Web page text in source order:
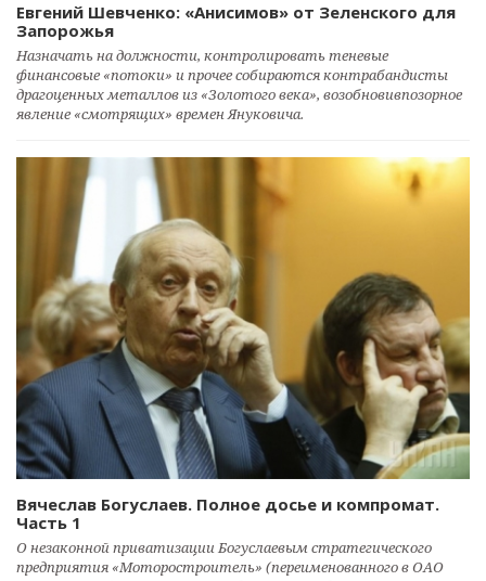
Евгений Шевченко: «Анисимов» от Зеленского для
Запорожья
Назначать на должности, контролировать теневые
финансовые «потоки» и прочее собираются контрабандисты
драгоценных металлов из «Золотого века», возобновивпозорное
явление «смотрящих» времен Януковича.
Вячеслав Богуслаев. Полное досье и компромат.
Часть 1
О незаконной приватизации Богуслаевым стратегического
предприятия «Моторостроитель» (переименованного в ОАО